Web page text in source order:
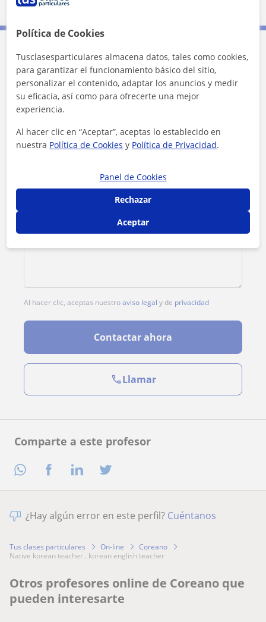
Comparte a este profesor
Contacta con Hyeongki
Tarifa
Al hacer clic, aceptas nuestroaviso legal y de privacidad
Contactar ahora
Llamar
¿Hay algún error en este perfil? Cuéntanos
Tus clases particulares On-line
Coreano
native korean teacher . korean english teacher
Otros profesores online de Coreano que
pueden interesarte
Política de Cookies
Tusclasesparticulares almacena datos, tales como cookies,
para garantizar el funcionamiento básico del sitio,
personalizar el contenido, adaptar los anuncios y medir
su eficacia, así como para ofrecerte una mejor
experiencia.
Al hacer clic en “Aceptar”, aceptas lo establecido en
nuestra Política de Cookies y Política de Privacidad.
Panel de Cookies
Rechazar
Aceptar